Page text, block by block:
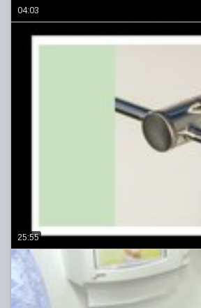
04:03
25:55